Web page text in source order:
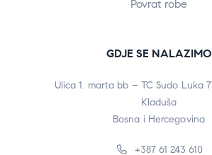
Povrat robe
GDJE SE NALAZIMO
Ulica 1. marta bb – TC Sudo Luka
Kladuša
Bosna i Hercegovina
+387 61 243 610